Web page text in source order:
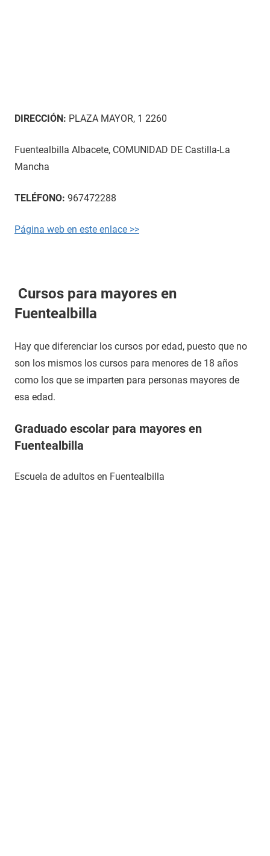
DIRECCIÓN: PLAZA MAYOR, 1 2260
Fuentealbilla Albacete, COMUNIDAD DE Castilla-La
Mancha
TELÉFONO: 967472288
Página web en este enlace >>
Cursos para mayores en
Fuentealbilla
Hay que diferenciar los cursos por edad, puesto que no
son los mismos los cursos para menores de 18 años
como los que se imparten para personas mayores de
esa edad.
Graduado escolar para mayores en
Fuentealbilla
Escuela de adultos en Fuentealbilla